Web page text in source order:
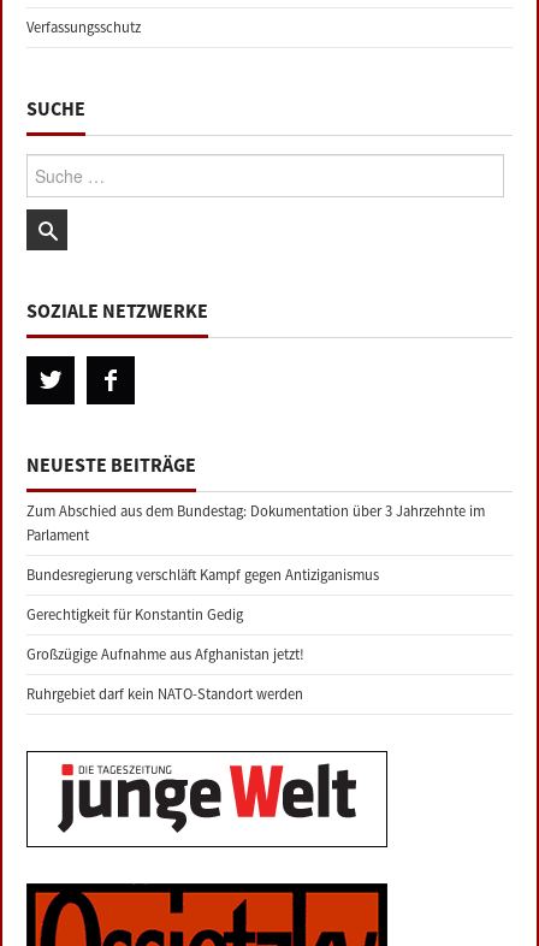
Verfassungsschutz
SUCHE
Suche:
SOZIALE NETZWERKE
NEUESTE BEITRÄGE
Zum Abschied aus dem Bundestag: Dokumentation über 3 Jahrzehnte im
Parlament
Bundesregierung verschläft Kampf gegen Antiziganismus
Gerechtigkeit für Konstantin Gedig
Großzügige Aufnahme aus Afghanistan jetzt!
Ruhrgebiet darf kein NATO-Standort werden